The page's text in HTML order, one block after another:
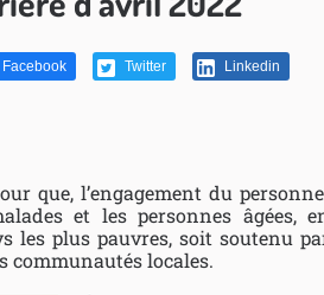
Facebook Twitter Linkedin
que, l’engagement du
et les personnes âgées,
les plus pauvres, soit soutenu
communautés locales.